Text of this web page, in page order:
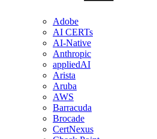
Adobe
AI CERTs
AI-Native
Anthropic
appliedAI
Arista
Aruba
AWS
Barracuda
Brocade
CertNexus